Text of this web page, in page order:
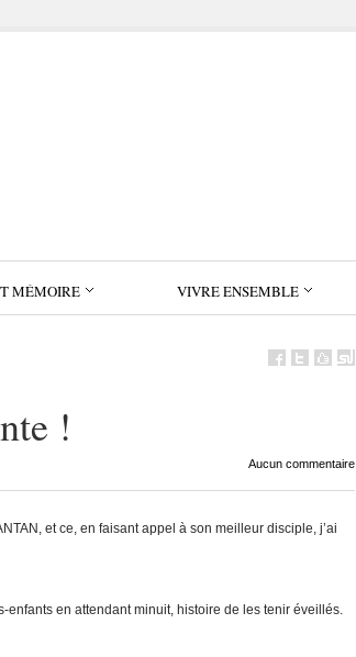
MÉMOIRE VIVRE ENSEMBLE
!
Aucun commentaire
et ce, en faisant appel à son meilleur disciple, j’ai
en attendant minuit, histoire de les tenir éveillés.